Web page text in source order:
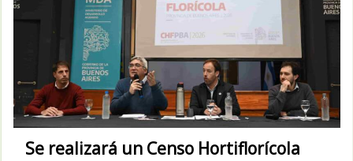
Se realizará un Censo Hortiflorícola